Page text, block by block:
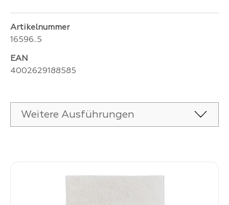
Artikelnummer
16596..5
EAN
4002629188585
Weitere Ausführungen